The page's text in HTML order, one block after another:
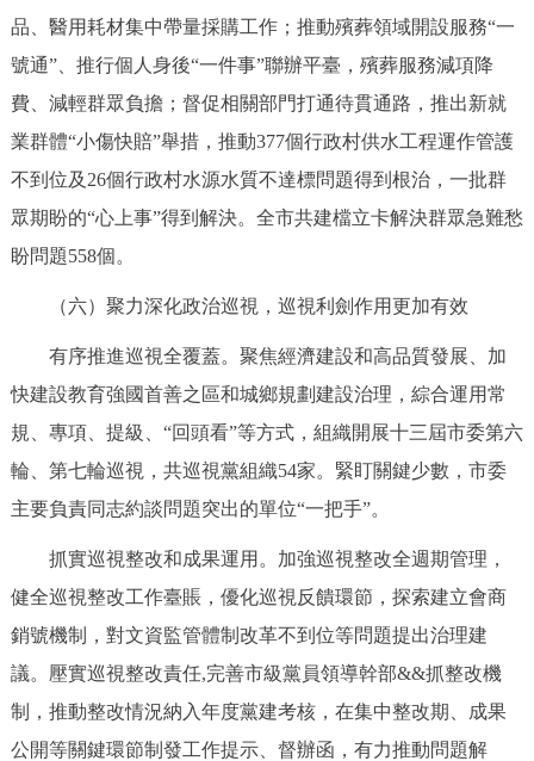
品、醫用耗材集中帶量採購工作；推動殯葬領域開設服務“一
號通”、推行個人身後“一件事”聯辦平臺，殯葬服務減項降
費、減輕群眾負擔；督促相關部門打通待貫通路，推出新就
業群體“小傷快賠”舉措，推動377個行政村供水工程運作管護
不到位及26個行政村水源水質不達標問題得到根治，一批群
眾期盼的“心上事”得到解決。全市共建檔立卡解決群眾急難愁
盼問題558個。
（六）聚力深化政治巡視，巡視利劍作用更加有效
有序推進巡視全覆蓋。聚焦經濟建設和高品質發展、加
快建設教育強國首善之區和城鄉規劃建設治理，綜合運用常
規、專項、提級、“回頭看”等方式，組織開展十三屆市委第六
輪、第七輪巡視，共巡視黨組織54家。緊盯關鍵少數，市委
主要負責同志約談問題突出的單位“一把手”。
抓實巡視整改和成果運用。加強巡視整改全週期管理，
健全巡視整改工作臺賬，優化巡視反饋環節，探索建立會商
銷號機制，對文資監管體制改革不到位等問題提出治理建
議。壓實巡視整改責任,完善市級黨員領導幹部&&抓整改機
制，推動整改情況納入年度黨建考核，在集中整改期、成果
公開等關鍵環節制發工作提示、督辦函，有力推動問題解